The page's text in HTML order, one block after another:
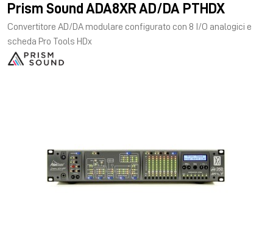
Prism Sound ADA8XR AD/DA PTHDX
Convertitore AD/DA modulare configurato con 8 I/O analogici e
scheda Pro Tools HDx